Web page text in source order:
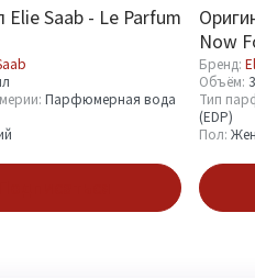
Elie Saab - Le Parfum
Парфюмерная вода
Now
Бренд:
Объём:
Тип
(EDP)
Пол: